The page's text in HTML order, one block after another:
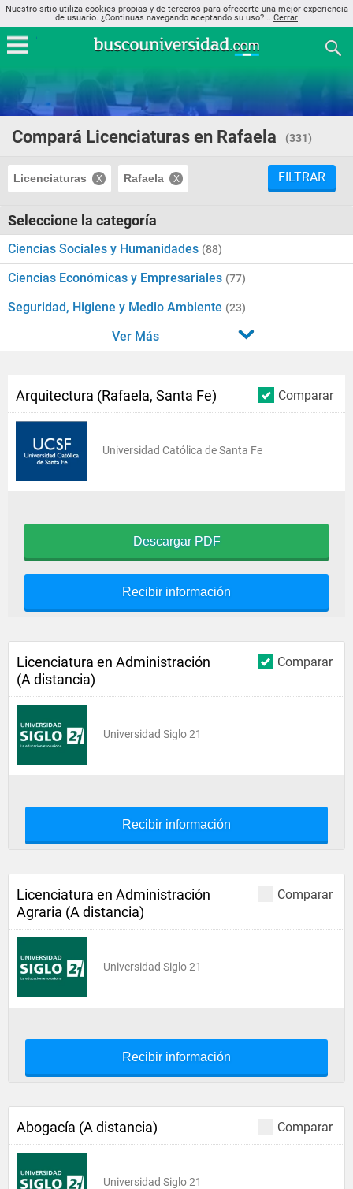
Nuestro sitio utiliza cookies propias y de terceros para ofrecerte una mejor experiencia
de usuario. ¿Continuas navegando aceptando su uso? .. Cerrar
Compará Licenciaturas en Rafaela (331)
Licenciaturas Rafaela FILTRAR
Seleccione la categoría
Ciencias Sociales y Humanidades (88)
Ciencias Económicas y Empresariales (77)
Seguridad, Higiene y Medio Ambiente (23)
Ver Más
Comparar
Arquitectura (Rafaela, Santa Fe)
Universidad Católica de Santa Fe
Descargar PDF
Recibir información
Comparar
Licenciatura en Administración
(A distancia)
Universidad Siglo 21
Recibir información
Comparar
Licenciatura en Administración
Agraria (A distancia)
Universidad Siglo 21
Recibir información
Comparar
Abogacía (A distancia)
Universidad Siglo 21